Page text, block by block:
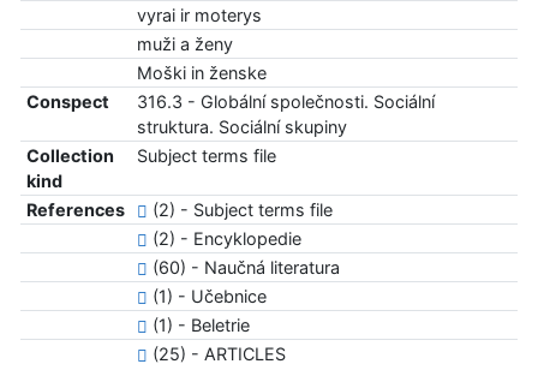
vyrai ir moterys
muži a ženy
Moški in ženske
Conspect
316.3 - Globální společnosti. Sociální
struktura. Sociální skupiny
Collection
kind
Subject terms file
References
(2) - Subject terms file
(2) - Encyklopedie
(60) - Naučná literatura
(1) - Učebnice
(1) - Beletrie
(25) - ARTICLES